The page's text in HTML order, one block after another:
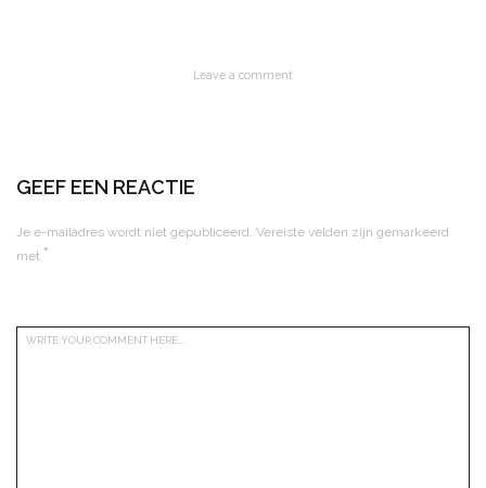
Leave a comment
GEEF EEN REACTIE
Je e-mailadres wordt niet gepubliceerd. Vereiste velden zijn gemarkeerd
met *